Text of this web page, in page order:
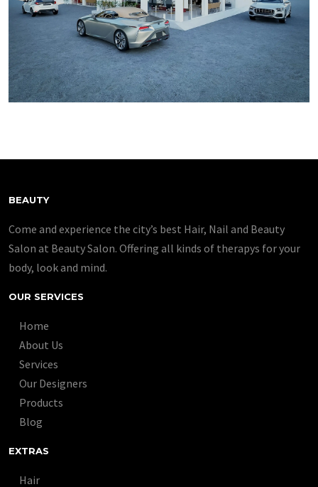
BEAUTY
Come and experience the city’s best Hair, Nail and Beauty
Salon at Beauty Salon. Offering all kinds of therapys for your
body, look and mind.
OUR SERVICES
Home
About Us
Services
Our Designers
Products
Blog
EXTRAS
Hair